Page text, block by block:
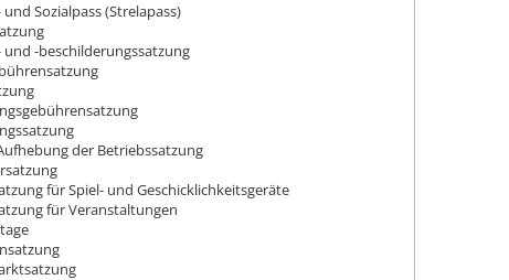
Sozialpass (Strelapass)
-beschilderungssatzung
der Betriebssatzung
für Spiel- und Geschicklichkeitsgeräte
für Veranstaltungen